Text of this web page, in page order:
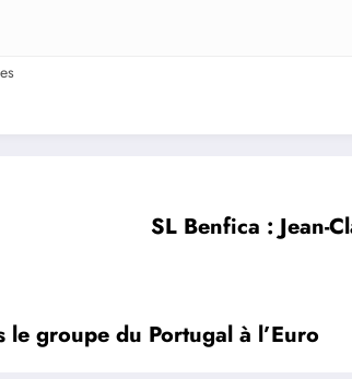
SL Benfica : Jean-
le groupe du Portugal à l’Euro